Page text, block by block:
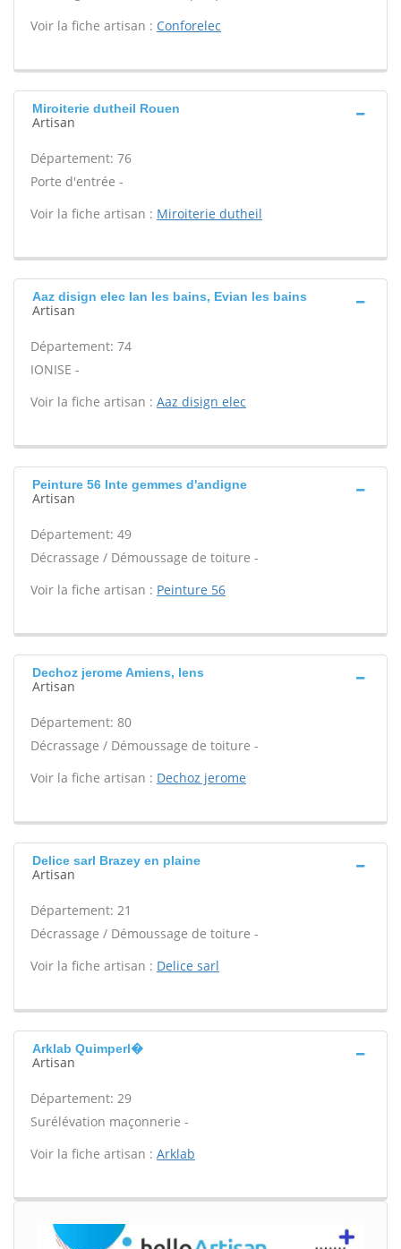
Voir la fiche artisan : Conforelec
Miroiterie dutheil Rouen
Artisan
Département: 76
Porte d'entrée -
Voir la fiche artisan : Miroiterie dutheil
Aaz disign elec Ian les bains, Evian les bains
Artisan
Département: 74
IONISE -
Voir la fiche artisan : Aaz disign elec
Peinture 56 Inte gemmes d'andigne
Artisan
Département: 49
Décrassage / Démoussage de toiture -
Voir la fiche artisan : Peinture 56
Dechoz jerome Amiens, Iens
Artisan
Département: 80
Décrassage / Démoussage de toiture -
Voir la fiche artisan : Dechoz jerome
Delice sarl Brazey en plaine
Artisan
Département: 21
Décrassage / Démoussage de toiture -
Voir la fiche artisan : Delice sarl
Arklab Quimperl�
Artisan
Département: 29
Surélévation maçonnerie -
Voir la fiche artisan : Arklab